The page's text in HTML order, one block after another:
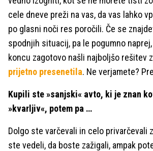
cele dneve preži na vas, da vas lahko
po glasni noči res poročili. Če se
spodnjih situacij, pa le pogumno
koncu zagotovo našli najboljšo rešitev
prijetno presenetila. Ne verjamete?
Kupili ste »sanjski« avto, ki je znan
»kvarljiv«, potem pa …
Dolgo ste varčevali in celo privarčevali
ste vedeli, da boste zažigali, ampak